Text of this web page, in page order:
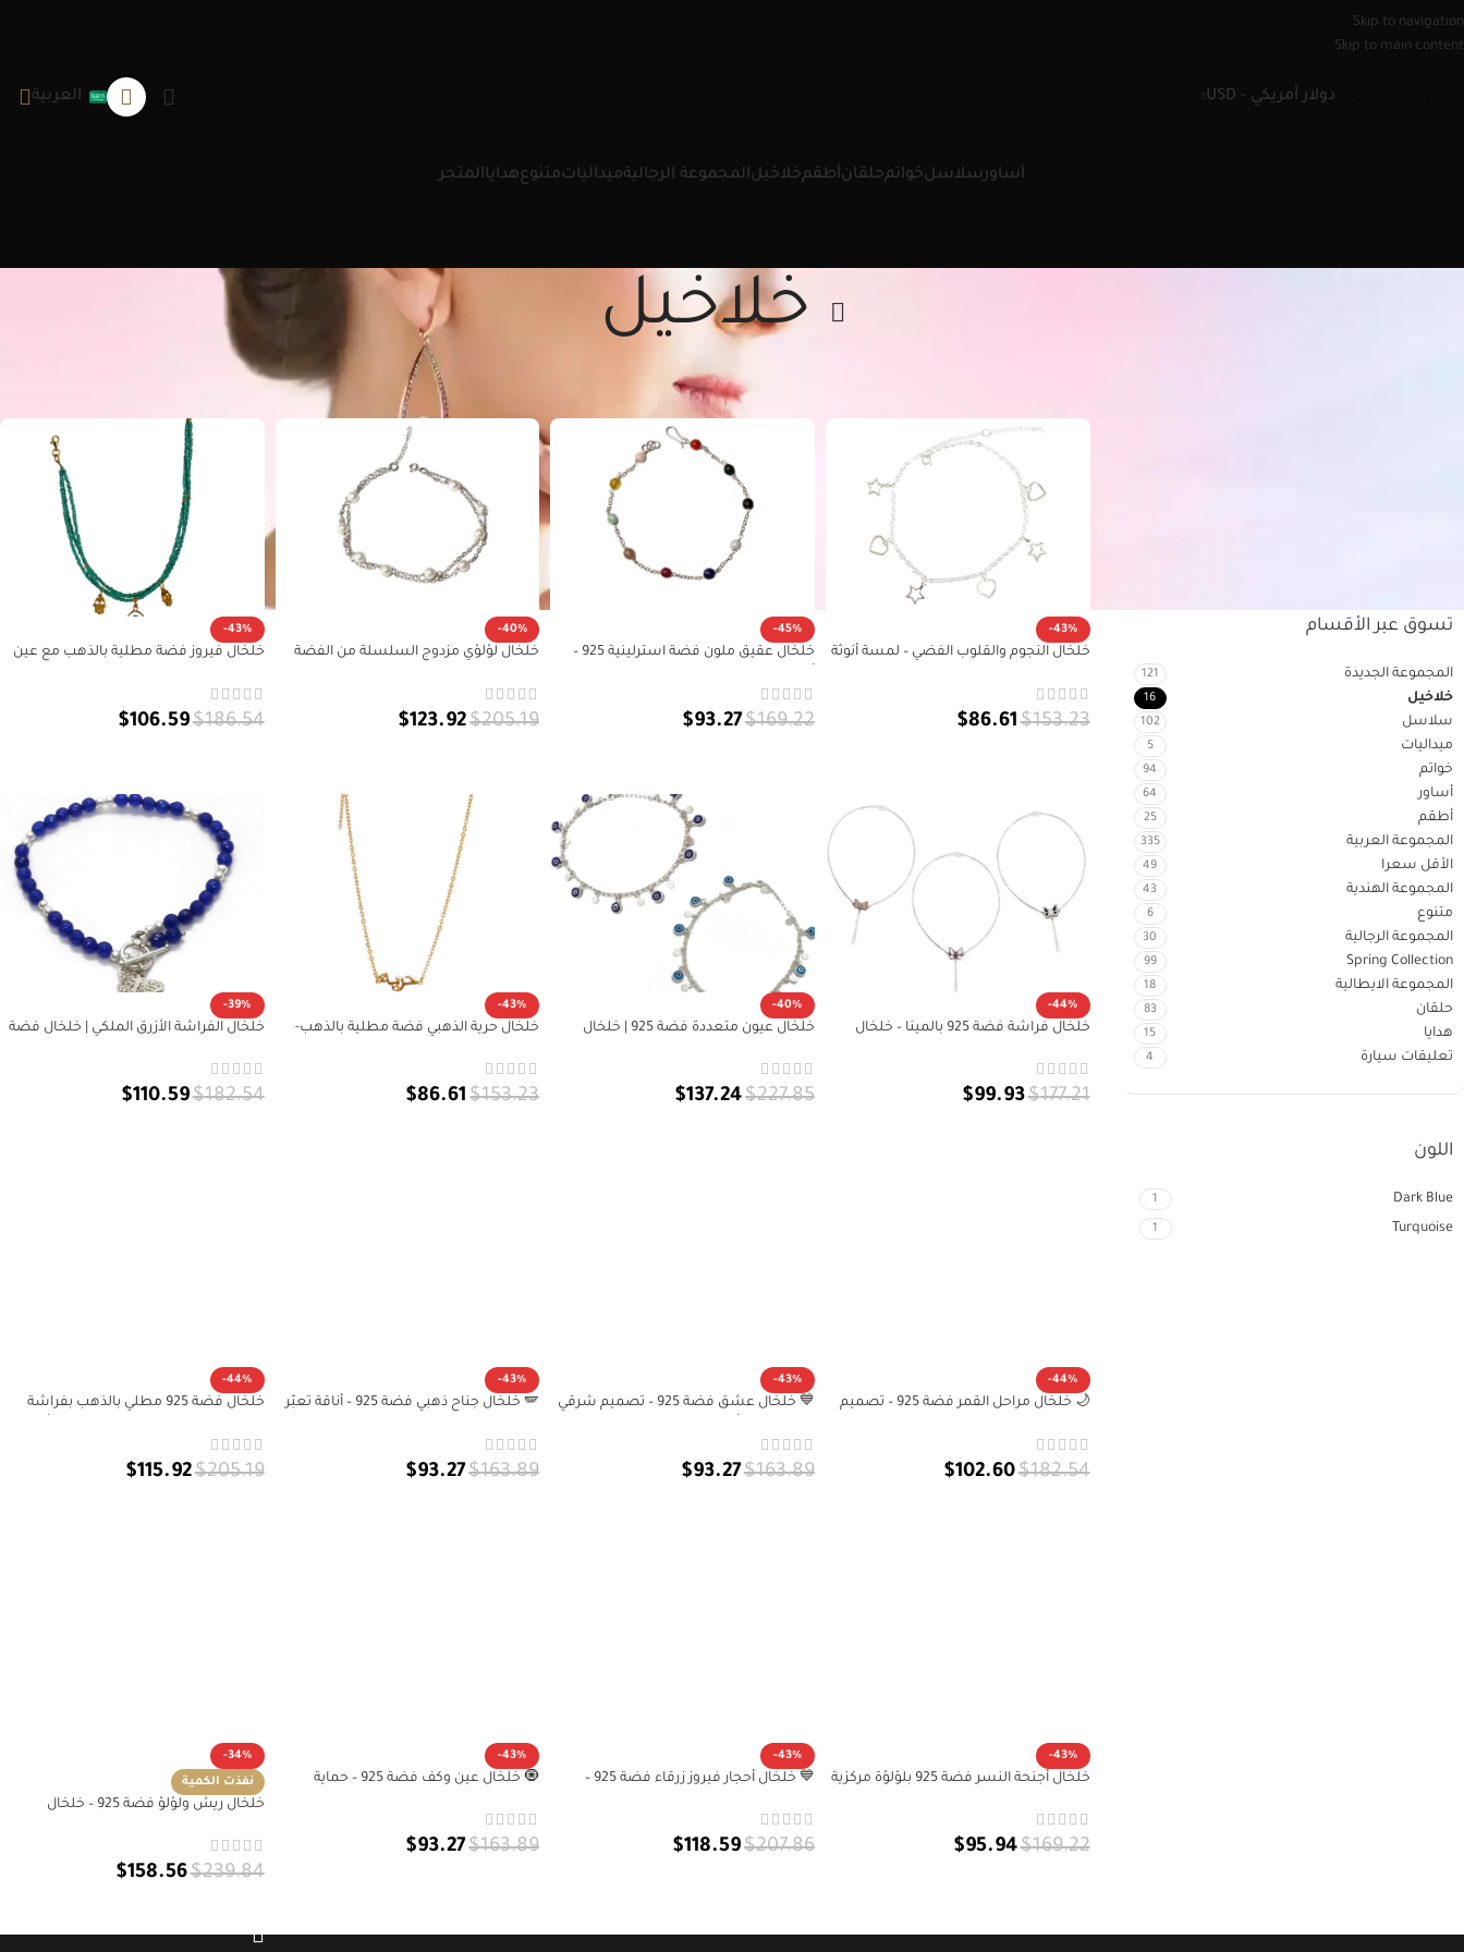
Skip to navigation
Skip to main content
دولار أمريكي - USD العربية
أساورسلاسلخواتمحلقانأطقمخلاخيلالمجموعة الرجاليةميدالياتمتنوعهداياالمتجر
خلاخيل
تسوق عبر الأقسام
المجموعة الجديدة 121
خلاخيل 16
سلاسل 102
ميداليات 5
خواتم 94
أساور 64
أطقم 25
المجموعة العربية 335
الأقل سعرا 49
المجموعة الهندية 43
متنوع 6
المجموعة الرجالية 30
Spring Collection
99
المجموعة الايطالية 18
حلقان 83
هدايا 15
تعليقات سيارة 4
اللون
Dark Blue
1
Turquoise
1
عرض 18
24
-43%
خلخال النجوم والقلوب الفضي – لمسة أنوثة
$153.23
$86.61
-45%
خلخال عقيق ملون فضة استرلينية 925 –
$169.22
$93.27
-40%
خلخال لؤلؤي مزدوج السلسلة من الفضة
$205.19
$123.92
-43%
خلخال فيروز فضة مطلية بالذهب مع عين
$186.54
$106.59
-44%
خلخال فراشة فضة 925 بالمينا – خلخال
$177.21
$99.93
-40%
خلخال عيون متعددة فضة 925 | خلخال
$227.85
$137.24
-43%
خلخال حرية الذهبي فضة مطلية بالذهب-
$153.23
$86.61
-39%
خلخال الفراشة الأزرق الملكي | خلخال فضة
$182.54
$110.59
-44%
🌙 خلخال مراحل القمر فضة 925 – تصميم
$182.54
$102.60
-43%
💙 خلخال عشق فضة 925 – تصميم شرقي
$163.89
$93.27
-43%
🪽 خلخال جناح ذهبي فضة 925 – أناقة تعبّر
$163.89
$93.27
-44%
خلخال فضة 925 مطلي بالذهب بفراشة
$205.19
$115.92
-43%
خلخال أجنحة النسر فضة 925 بلؤلؤة مركزية
$169.22
$95.94
-43%
💙 خلخال أحجار فيروز زرقاء فضة 925 –
$207.86
$118.59
-43%
🧿 خلخال عين وكف فضة 925 – حماية
$163.89
$93.27
-34%
نفذت الكمية
خلخال ريش ولؤلؤ فضة 925 – خلخال
فضة 925
$239.84
$158.56